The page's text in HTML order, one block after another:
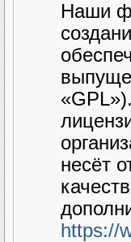
Наши
несёт
https://